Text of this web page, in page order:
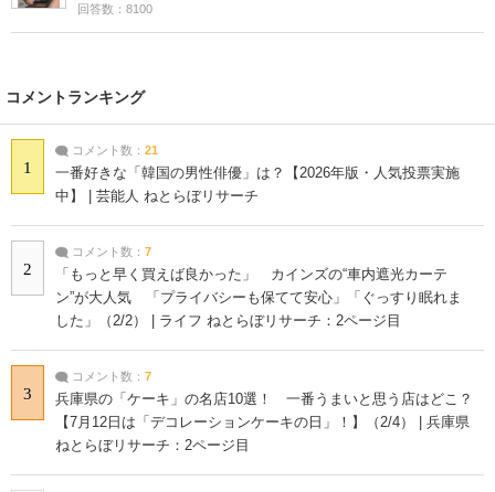
回答数：8100
コメントランキング
1
コメント数： 21
一番好きな「韓国の男性俳優」は？【2026年版・人気投票実施
中】 | 芸能人 ねとらぼリサーチ
2
コメント数： 7
「もっと早く買えば良かった」 カインズの“車内遮光カーテ
ン”が大人気 「プライバシーも保てて安心」「ぐっすり眠れま
した」（2/2） | ライフ ねとらぼリサーチ：2ページ目
3
コメント数： 7
兵庫県の「ケーキ」の名店10選！ 一番うまいと思う店はどこ？
【7月12日は「デコレーションケーキの日」！】（2/4） | 兵庫県
ねとらぼリサーチ：2ページ目